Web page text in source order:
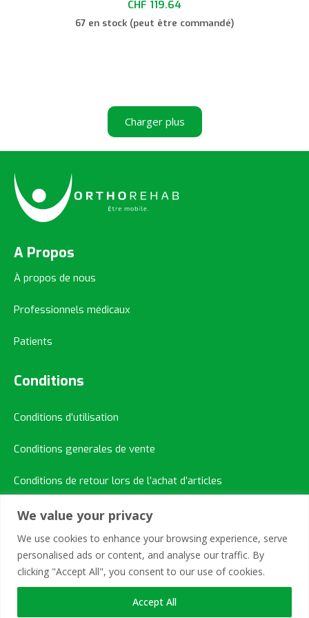
We value your privacy
We use cookies to enhance your browsing experience, serve
personalised ads or content, and analyse our traffic. By
clicking "Accept All", you consent to our use of cookies.
Accept All
CHF 119.64
67 en stock (peut être commandé)
Charger plus
A Propos
À propos de nous
Professionnels médicaux
Patients
Conditions
Conditions d’utilisation
Conditions generales de vente
Conditions de retour lors de l’achat d’articles
Contacts Rapide
+41 21 731 7220
info@orthorehab.ch